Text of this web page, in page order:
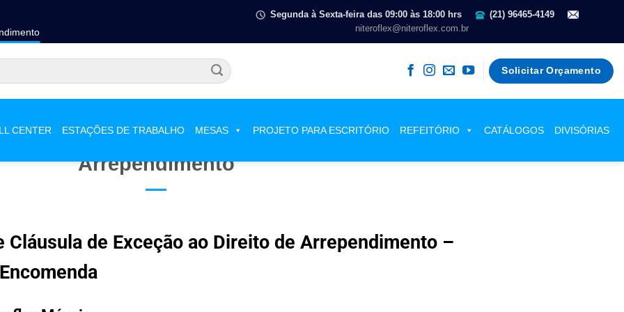
Segunda à Sexta-feira das 09:00 às 18:00 hrs
(21) 96465-4149
niteroflex@niteroflex.com.br
Solicitar Orçamento
CENTER ESTAÇÕES DE TRABALHO MESAS PROJETO PARA ESCRITÓRIO REFEITÓRIO CATÁLOGOS DIVISÓRIAS
e Cláusula de Exceção ao Direito de
Arrependimento
Cláusula de Exceção ao Direito de Arrependimento –